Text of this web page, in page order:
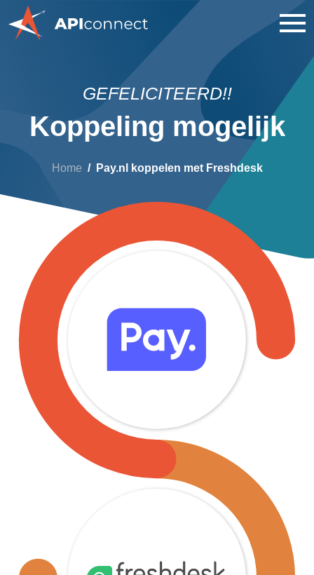
GEFELICITEERD!!
Koppeling mogelijk
Home Pay.nl koppelen met Freshdesk